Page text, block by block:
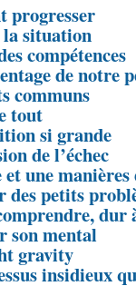
progresser
situation
compétences
de notre
communs
tout
si grande
de l’échec
une
des petits
dur
son mental
gravity
insidieux